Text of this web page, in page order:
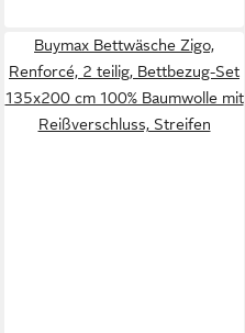
Buymax Bettwäsche Zigo,
Renforcé, 2 teilig, Bettbezug-Set
135x200 cm 100% Baumwolle mit
Reißverschluss, Streifen